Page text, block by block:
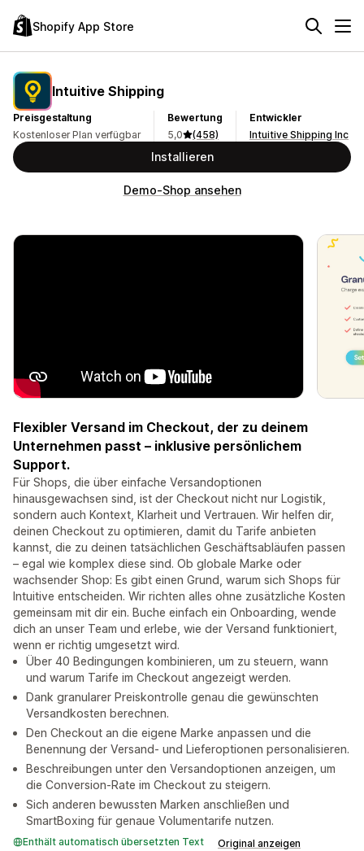
Shopify App Store
Intuitive Shipping
Preisgestaltung
Kostenloser Plan verfügbar
Bewertung
5,0
(458)
Entwickler
Intuitive Shipping Inc
Installieren
Demo-Shop ansehen
Flexibler Versand im Checkout, der zu deinem
Unternehmen passt – inklusive persönlichem
Support.
Für Shops, die über einfache Versandoptionen
hinausgewachsen sind, ist der Checkout nicht nur Logistik,
sondern auch Kontext, Klarheit und Vertrauen. Wir helfen dir,
deinen Checkout zu optimieren, damit du Tarife anbieten
kannst, die zu deinen tatsächlichen Geschäftsabläufen passen
– egal wie komplex diese sind. Ob globale Marke oder
wachsender Shop: Es gibt einen Grund, warum sich Shops für
Intuitive entscheiden. Wir richten alles ohne zusätzliche Kosten
gemeinsam mit dir ein. Buche einfach ein Onboarding, wende
dich an unser Team und erlebe, wie der Versand funktioniert,
wenn er richtig umgesetzt wird.
Über 40 Bedingungen kombinieren, um zu steuern, wann
und warum Tarife im Checkout angezeigt werden.
Dank granularer Preiskontrolle genau die gewünschten
Versandkosten berechnen.
Den Checkout an die eigene Marke anpassen und die
Benennung der Versand- und Lieferoptionen personalisieren.
Beschreibungen unter den Versandoptionen anzeigen, um
die Conversion-Rate im Checkout zu steigern.
Sich anderen bewussten Marken anschließen und
SmartBoxing für genaue Volumentarife nutzen.
Enthält automatisch übersetzten Text Original anzeigen